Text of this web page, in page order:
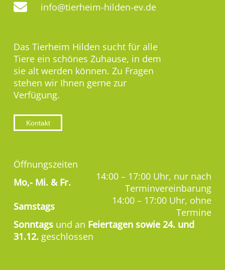
info@tierheim-hilden-ev.de
Das Tierheim Hilden sucht für alle
Tiere ein schönes Zuhause, in dem
sie alt werden können. Zu Fragen
stehen wir Ihnen gerne zur
Verfügung.
Kontakt
Öffnungszeiten
Mo,- Mi. & Fr.
14:00 – 17:00 Uhr, nur nach
Terminvereinbarung
Samstags
14:00 – 17:00 Uhr, ohne
Termine
Sonntags und an Feiertagen sowie 24. und
31.12. geschlossen